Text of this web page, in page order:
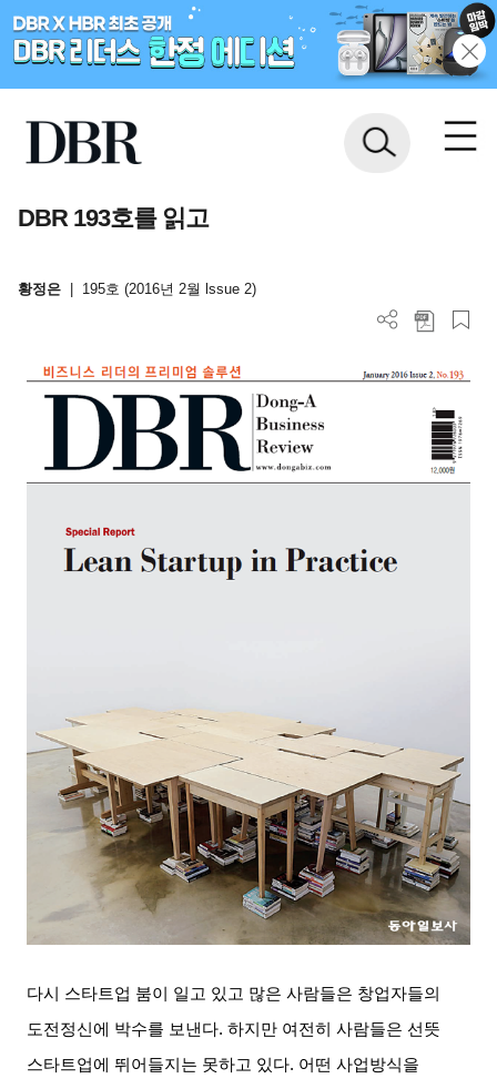
DBR 193호를 읽고
황정은 195호 (2016년 2월 lssue 2)
다시 스타트업 붐이 일고 있고 많은 사람들은 창업자들의
도전정신에 박수를 보낸다.하지만 여전히 사람들은 선뜻
스타트업에 뛰어들지는 못하고 있다. 어떤 사업방식을